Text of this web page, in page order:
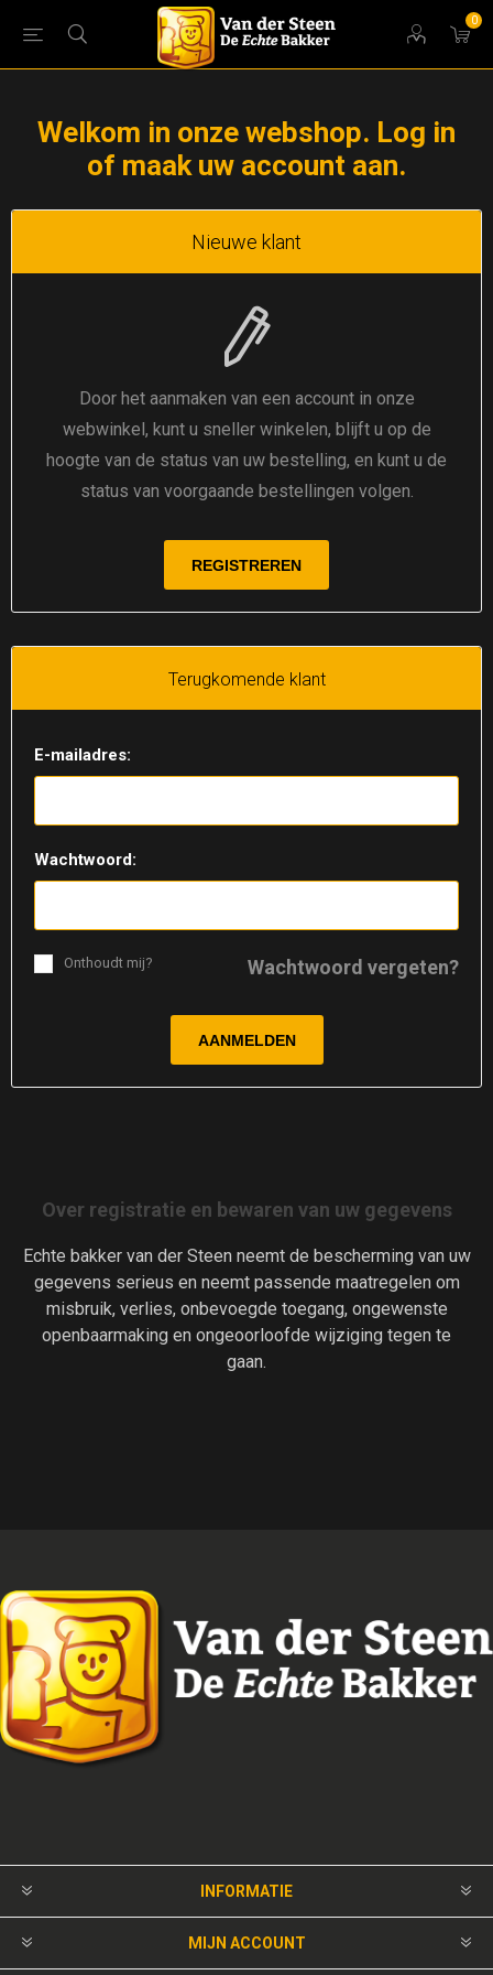
0
Welkom in onze webshop. Log in
of maak uw account aan.
Nieuwe klant
Door het aanmaken van een account in onze
webwinkel, kunt u sneller winkelen, blijft u op de
hoogte van de status van uw bestelling, en kunt u de
status van voorgaande bestellingen volgen.
Terugkomende klant
E-mailadres:
Wachtwoord:
Wachtwoord vergeten?
Onthoudt mij?
Over registratie en bewaren van uw gegevens
Echte bakker van der Steen neemt de bescherming van uw
gegevens serieus en neemt passende maatregelen om
misbruik, verlies, onbevoegde toegang, ongewenste
openbaarmaking en ongeoorloofde wijziging tegen te
gaan.
INFORMATIE
MIJN ACCOUNT